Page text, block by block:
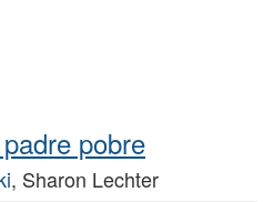
pobre
, Sharon Lechter